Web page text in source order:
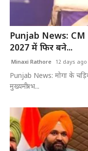
Punjab News: CM
2027 में फिर बने...
Minaxi Rathore 12 days ago
Punjab News: मोगा के
मुख्यमंत्री भ...